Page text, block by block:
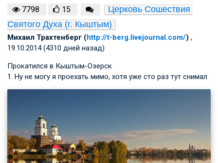
7798 15
Церковь Сошествия
Святого Духа (г. Кыштым)
Михаил Трахтенберг (http://t-berg.livejournal.com/) ,
19.10.2014 (4310 дней назад)
Прокатился в Кыштым-Озерск
1. Ну не могу я проехать мимо, хотя уже сто раз тут снимал